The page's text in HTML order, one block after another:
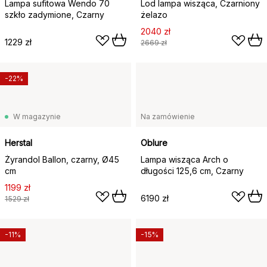
Lampa sufitowa Wendo 70
szkło zadymione, Czarny
1229 zł
Lod lampa wisząca, Czarniony
żelazo
2040 zł
2669 zł
W magazynie
Herstal
Żyrandol Ballon, czarny, Ø45
cm
1199 zł
1529 zł
-22%
Na zamówienie
Oblure
Lampa wisząca Arch o
długości 125,6 cm, Czarny
6190 zł
-11% -15%